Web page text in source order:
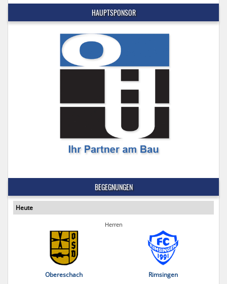
HAUPTSPONSOR
BEGEGNUNGEN
Heute
Herren
Obereschach Rimsingen